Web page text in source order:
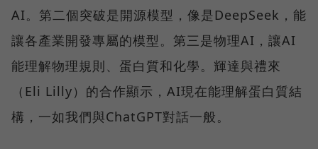
AI。第二個突破是開源模型，像是DeepSeek，能
讓各產業開發專屬的模型。第三是物理AI，讓AI
能理解物理規則、蛋白質和化學。輝達與禮來
（Eli Lilly）的合作顯示，AI現在能理解蛋白質結
構，一如我們與ChatGPT對話一般。